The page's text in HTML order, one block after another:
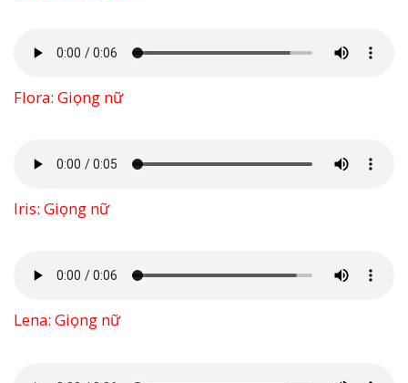
Flora: Giọng nữ
Iris: Giọng nữ
Lena: Giọng nữ